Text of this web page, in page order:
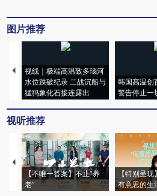
图片推荐
视线｜极端高温致多瑙河
水位跌破纪录 二战沉船与
猛犸象化石接连露出
韩国高温创
警告停止一
视听推荐
【不唯一答案】不止“养
老”
【特别呈
有意思的生